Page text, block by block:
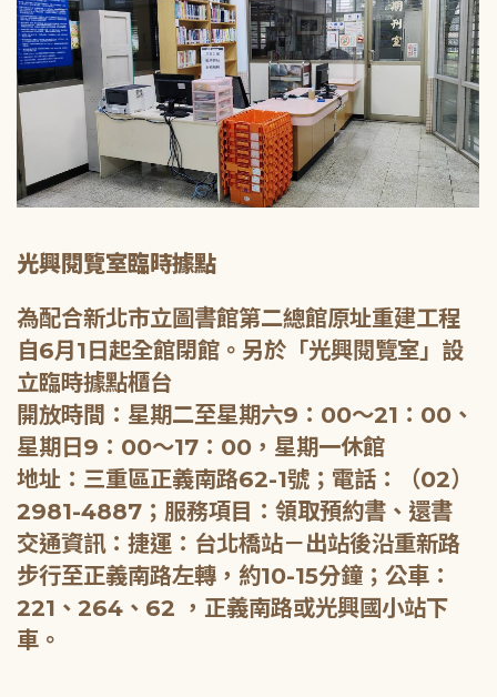
光興閱覽室臨時據點
為配合新北市立圖書館第二總館原址重建工程
自6月1日起全館閉館。另於「光興閱覽室」設
立臨時據點櫃台
開放時間：星期二至星期六9：00～21：00、
星期日9：00～17：00，星期一休館
地址：三重區正義南路62-1號；電話：（02）
2981-4887；服務項目：領取預約書、還書
交通資訊：捷運：台北橋站－出站後沿重新路
步行至正義南路左轉，約10-15分鐘；公車：
221、264、62 ，正義南路或光興國小站下
車。